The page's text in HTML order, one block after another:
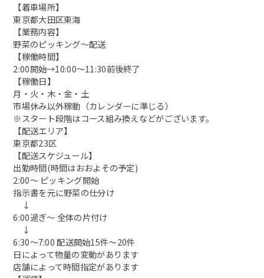
【着車場所】
東京都大田区東海
【業務内容】
野菜のピッキング〜配送
【稼働時間】
2:00開始→10:00〜11:30前後終了
【稼働日】
月・火・木・金・土
市場休み以外稼動（カレンダーに準じる）
※スタート段階はコース組み換えなどがございます。
【配送エリア】
東京都23区
【配送スケジュール】
出勤時間(時間はおおよその予定)
2:00〜 ピッキング開始
指示書を元に野菜の仕分け
↓
6:00過ぎ〜 全体の片付け
↓
6:30〜7:00 配送開始15件〜20件
日によって物量の変動があります
店舗によって時間指定があります